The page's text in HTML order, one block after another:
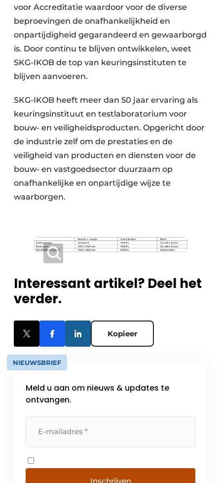
voor Accreditatie waardoor voor de diverse
beproevingen de onafhankelijkheid en
onpartijdigheid gegarandeerd en gewaarborgd
is. Door continu te blijven ontwikkelen, weet
SKG-IKOB de top van keuringsinstituten te
blijven aanvoeren.
SKG-IKOB heeft meer dan 50 jaar ervaring als
keuringsinstituut en testlaboratorium voor
bouw- en veiligheidsproducten. Opgericht door
de industrie zelf om de prestaties en de
veiligheid van producten en diensten voor de
bouw- en vastgoedsector duurzaam op
onafhankelijke en onpartijdige wijze te
waarborgen.
Interessant artikel? Deel het
verder.
Kopieer
NIEUWSBRIEF
Meld u aan om nieuws & updates te
ontvangen.
Inschrijven